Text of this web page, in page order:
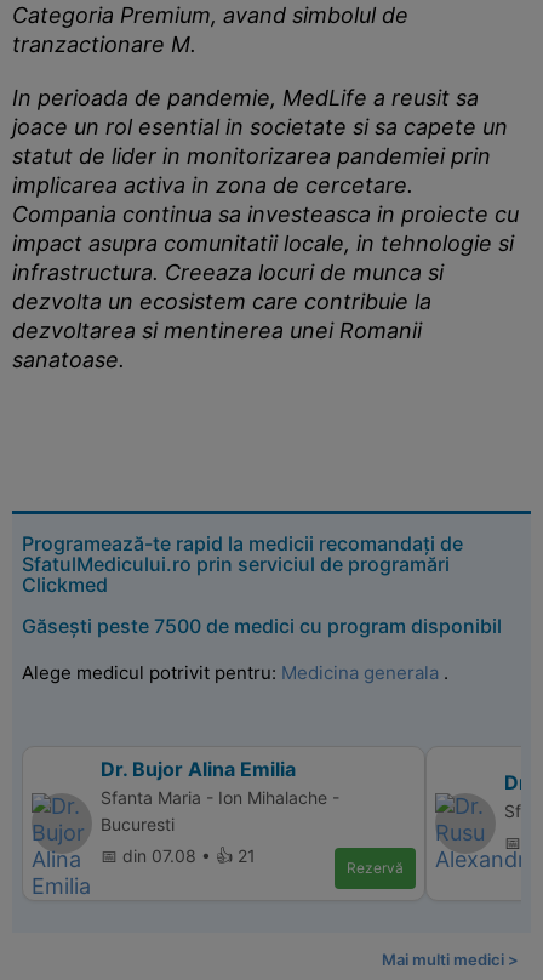
Categoria Premium, avand simbolul de
tranzactionare M.
In perioada de pandemie, MedLife a reusit sa
joace un rol esential in societate si sa capete un
statut de lider in monitorizarea pandemiei prin
implicarea activa in zona de cercetare.
Compania continua sa investeasca in proiecte cu
impact asupra comunitatii locale, in tehnologie si
infrastructura. Creeaza locuri de munca si
dezvolta un ecosistem care contribuie la
dezvoltarea si mentinerea unei Romanii
sanatoase.
Programează-te rapid la medicii recomandați de
SfatulMedicului.ro prin serviciul de programări
Clickmed
Găsești peste 7500 de medici cu program disponibil
Alege medicul potrivit pentru: Medicina generala .
Dr. Bujor Alina Emilia
Sfanta Maria - Ion Mihalache -
Bucuresti
📅 din 07.08 • 👍 21
Rezervă
Dr.
📅
Mai multi medici >